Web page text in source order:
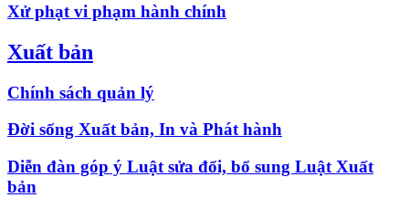
Xử phạt vi phạm hành chính
Xuất bản
Chính sách quản lý
Đời sống Xuất bản, In và Phát hành
Diễn đàn góp ý Luật sửa đổi, bổ sung Luật Xuất
bản